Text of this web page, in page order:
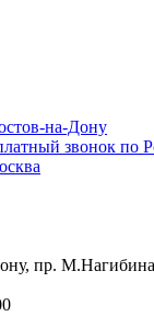
на-Дону
звонок по
пр.